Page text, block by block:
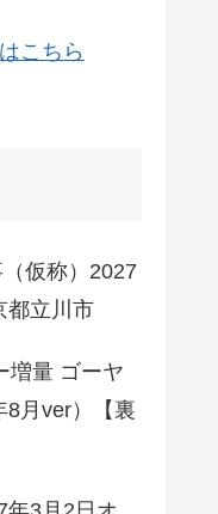
こちら
仮称）2027
都立川市
増量 ゴーヤ
8月ver）【裏